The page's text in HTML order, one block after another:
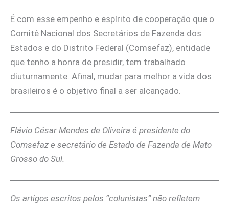
É com esse empenho e espírito de cooperação que o
Comitê Nacional dos Secretários de Fazenda dos
Estados e do Distrito Federal (Comsefaz), entidade
que tenho a honra de presidir, tem trabalhado
diuturnamente. Afinal, mudar para melhor a vida dos
brasileiros é o objetivo final a ser alcançado.
Flávio César Mendes de Oliveira é presidente do
Comsefaz e secretário de Estado de Fazenda de Mato
Grosso do Sul.
Os artigos escritos pelos “colunistas” não refletem